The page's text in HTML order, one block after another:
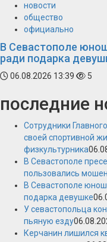
новости
общество
официально
В Севастополе
ради подарка
06.08.2026 13:39 5
последние
Сотрудники
своей спортивной
физкультурника
В Севастополе
пользовались
В Севастополе
подарка девушке
У севастопольца
пьяную езду
Керчанин лишился